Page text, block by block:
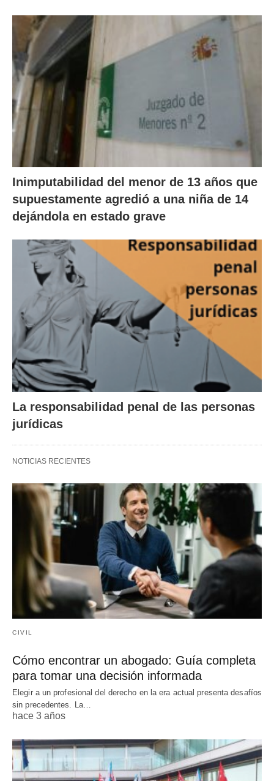
Inimputabilidad del menor de 13 años que
supuestamente agredió a una niña de 14
dejándola en estado grave
La responsabilidad penal de las personas
jurídicas
NOTICIAS RECIENTES
CIVIL
Cómo encontrar un abogado: Guía completa
para tomar una decisión informada
Elegir a un profesional del derecho en la era actual presenta desafíos
sin precedentes. La…
hace 3 años